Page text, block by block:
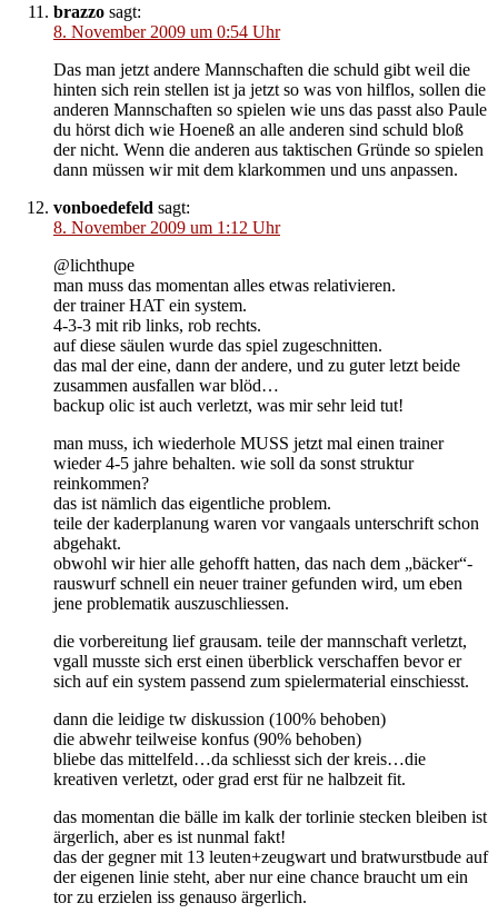
brazzo sagt:
8. November 2009 um 0:54 Uhr
Das man jetzt andere Mannschaften die schuld gibt weil die
hinten sich rein stellen ist ja jetzt so was von hilflos, sollen die
anderen Mannschaften so spielen wie uns das passt also Paule
du hörst dich wie Hoeneß an alle anderen sind schuld bloß
der nicht. Wenn die anderen aus taktischen Gründe so spielen
dann müssen wir mit dem klarkommen und uns anpassen.
vonboedefeld sagt:
8. November 2009 um 1:12 Uhr
@lichthupe
man muss das momentan alles etwas relativieren.
der trainer HAT ein system.
4-3-3 mit rib links, rob rechts.
auf diese säulen wurde das spiel zugeschnitten.
das mal der eine, dann der andere, und zu guter letzt beide
zusammen ausfallen war blöd…
backup olic ist auch verletzt, was mir sehr leid tut!
man muss, ich wiederhole MUSS jetzt mal einen trainer
wieder 4-5 jahre behalten. wie soll da sonst struktur
reinkommen?
das ist nämlich das eigentliche problem.
teile der kaderplanung waren vor vangaals unterschrift schon
abgehakt.
obwohl wir hier alle gehofft hatten, das nach dem „bäcker“-
rauswurf schnell ein neuer trainer gefunden wird, um eben
jene problematik auszuschliessen.
die vorbereitung lief grausam. teile der mannschaft verletzt,
vgall musste sich erst einen überblick verschaffen bevor er
sich auf ein system passend zum spielermaterial einschiesst.
dann die leidige tw diskussion (100% behoben)
die abwehr teilweise konfus (90% behoben)
bliebe das mittelfeld…da schliesst sich der kreis…die
kreativen verletzt, oder grad erst für ne halbzeit fit.
das momentan die bälle im kalk der torlinie stecken bleiben ist
ärgerlich, aber es ist nunmal fakt!
das der gegner mit 13 leuten+zeugwart und bratwurstbude auf
der eigenen linie steht, aber nur eine chance braucht um ein
tor zu erzielen iss genauso ärgerlich.